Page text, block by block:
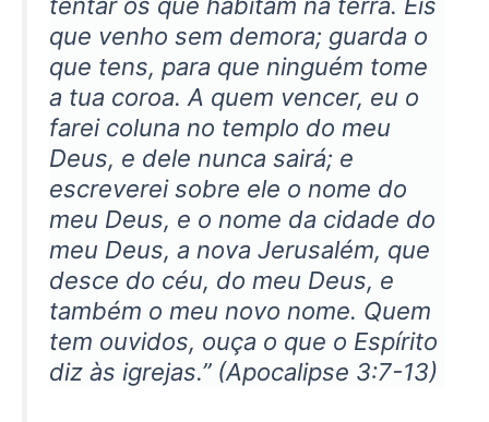
que venho sem demora; guarda o
que tens, para que ninguém tome
a tua coroa. A quem vencer, eu o
farei coluna no templo do meu
Deus, e dele nunca sairá; e
escreverei sobre ele o nome do
meu Deus, e o nome da cidade do
meu Deus, a nova Jerusalém, que
desce do céu, do meu Deus, e
também o meu novo nome. Quem
tem ouvidos, ouça o que o Espírito
diz às igrejas.” (Apocalipse 3:7-13)